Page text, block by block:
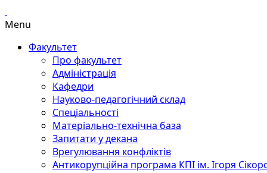
Menu
Факультет
Про факультет
Адміністрація
Кафедри
Науково-педагогічний склад
Спеціальності
Матеріально-технічна база
Запитати у декана
Врегулювання конфліктів
Антикорупційна програма КПІ ім. Ігоря